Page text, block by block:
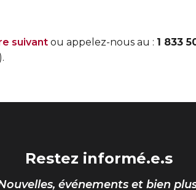
suivant ou appelez-nous au : 1 833
Restez informé.e.s
événements et bien